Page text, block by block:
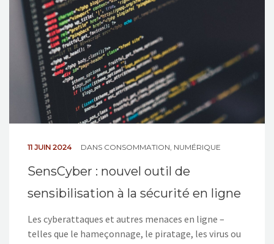
11 JUIN 2024 DANS CONSOMMATION, NUMÉRIQUE
SensCyber : nouvel outil de
sensibilisation à la sécurité en ligne
Les cyberattaques et autres menaces en ligne –
telles que le hameçonnage, le piratage, les virus ou